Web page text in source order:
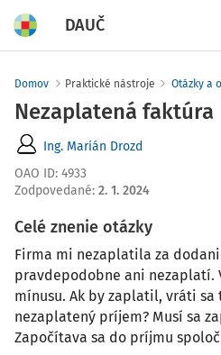
DAUČ
Domov Praktické nástroje Otázky a
Nezaplatená faktúra
Ing. Marián Drozd
OAO ID: 4933
Zodpovedané: 2. 1. 2024
Celé znenie otázky
Firma mi nezaplatila za
pravdepodobne ani nezaplatí.
mínusu. Ak by zaplatil, vráti sa
nezaplatený príjem? Musí sa
Započítava sa do príjmu